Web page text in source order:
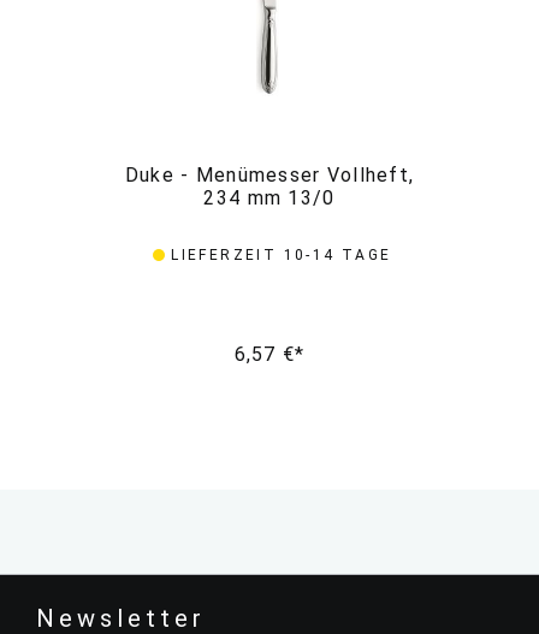
Duke - Menümesser Vollheft,
234 mm 13/0
LIEFERZEIT 10-14 TAGE
6,57 €*
Newsletter